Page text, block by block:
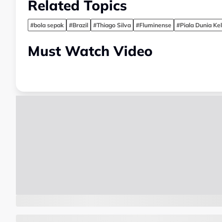
Related Topics
#bola sepak #Brazil #Thiago Silva #Fluminense #Piala Dunia
Must Watch Video